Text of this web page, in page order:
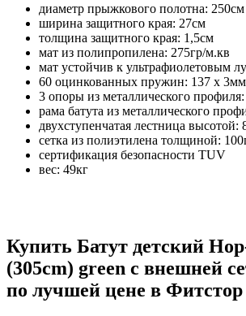
диаметр прыжкового полотна: 250см
ширина защитного края: 27см
толщина защитного края: 1,5см
мат из полипропилена: 275гр/м.кв
мат устойчив к ультрафиолетовым
60 оцинкованных пружин: 137 х 3мм
3 опоры из металлического
рама батута из металлического
двухступенчатая лестница высотой:
сетка из полиэтилена толщиной:
сертификация безопасности TUV
вес: 49кг
Купить Батут детский
(305cm) green с внешней
по лучшей цене в Фитстор